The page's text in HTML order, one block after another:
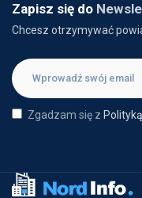
Zapisz się do
Chcesz otrzymywać
Zgadzam się z